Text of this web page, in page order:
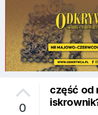
0
część od